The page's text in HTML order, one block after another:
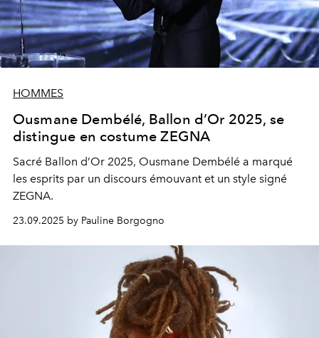
HOMMES
Ousmane Dembélé, Ballon d’Or 2025, se
distingue en costume ZEGNA
Sacré Ballon d’Or 2025, Ousmane Dembélé a marqué
les esprits par un discours émouvant et un style signé
ZEGNA.
23.09.2025 by Pauline Borgogno